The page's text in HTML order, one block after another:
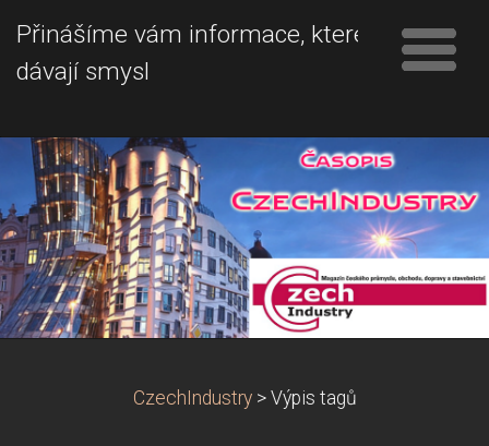
Přinášíme vám informace, které
dávají smysl
CzechIndustry > Výpis tagů